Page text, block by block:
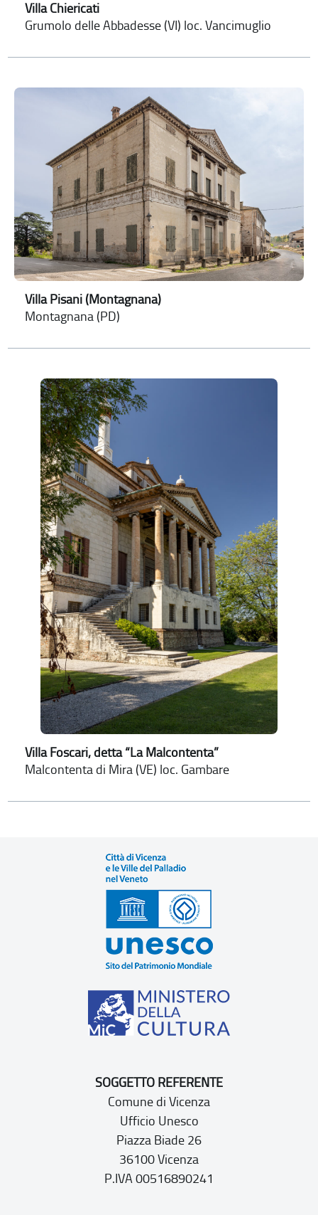
Villa Chiericati
Grumolo delle Abbadesse (VI) loc. Vancimuglio
Villa Pisani (Montagnana)
Montagnana (PD)
Villa Foscari, detta “La Malcontenta”
Malcontenta di Mira (VE) loc. Gambare
SOGGETTO REFERENTE
Comune di Vicenza
Ufficio Unesco
Piazza Biade 26
36100 Vicenza
P.IVA 00516890241